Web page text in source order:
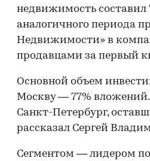
недвижимость составил
аналогичного периода
Недвижимости» в
продавцами за первый
Основной объем
Москву — 77%
Санкт-Петербург,
рассказал Сергей
Сегментом — лидером